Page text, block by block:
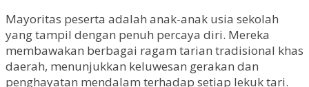
Mayoritas peserta adalah anak-anak usia sekolah
yang tampil dengan penuh percaya diri. Mereka
membawakan berbagai ragam tarian tradisional khas
daerah, menunjukkan keluwesan gerakan dan
penghayatan mendalam terhadap setiap lekuk tari.